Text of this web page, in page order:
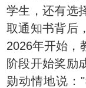
学生，还有选
取通知书背后
2026年开始，
阶段开始奖励
勋动情地说：